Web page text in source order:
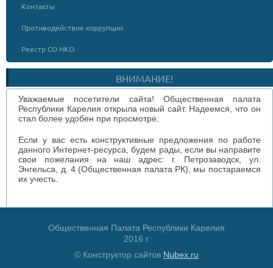
Контакты
Противодействие коррупции
Реестр СО НКО
ВНИМАНИЕ!
Уважаемые посетители сайта! Общественная палата
Республики Карелия открыла новый сайт. Надеемся, что он
стал более удобен при просмотре.
Если у вас есть конструктивные предложения по работе
данного Интернет-ресурса, будем рады, если вы направите
свои пожелания на наш адрес: г. Петрозаводск, ул.
Энгельса, д. 4 (Общественная палата РК), мы постараемся
их учесть.
Общественная Палата Республики Карелия
2016 г.
© Конструктор сайтов Nubex.ru